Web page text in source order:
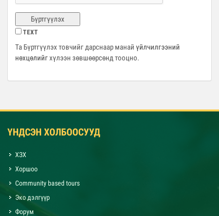
Бүртгүүлэх
TEXT
Та Бүртгүүлэх товчийг дарснаар манай үйлчилгээний
нөхцөлийгхүлээн зөвшөөрсөнд тооцно.
ҮНДСЭН ХОЛБООСУУД
ХЗХ
Хоршоо
Community based tours
Эко дэлгүүр
Форум